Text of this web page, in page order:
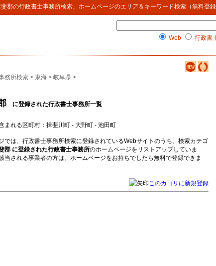
郡の行政書士事務所検索、ホームページのエリア＆キーワード検索（無料登録
Web 行政書
務所検索 > 東海 > 岐阜県 >
に登録された行政書士事務所一覧
まれる区町村：揖斐川町 - 大野町 - 池田町
では、行政書士事務所検索に登録されているWebサイトのうち、検索カテゴ
郡 に登録された行政書士事務所のホームページをリストアップしていま
当される事業者の方は、ホームページをお持ちでしたら無料で登録できま
このカゴリに新規登録